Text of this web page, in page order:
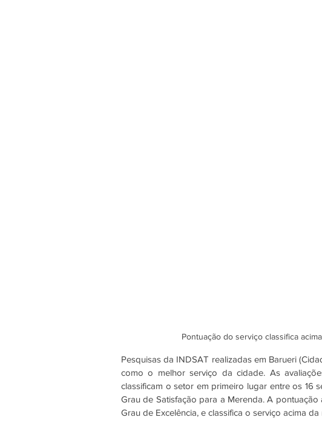
Pontuação do serviço classifica
Pesquisas da INDSAT realizadas em Barueri
como o melhor serviço da cidade. As
classificam o setor em primeiro lugar entre os 16
Grau de Satisfação para a Merenda. A
Grau de Excelência, e classifica o serviço acima